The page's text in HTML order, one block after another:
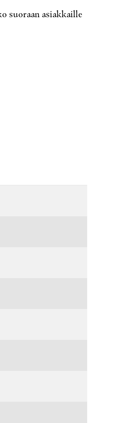
suoraan asiakkaille